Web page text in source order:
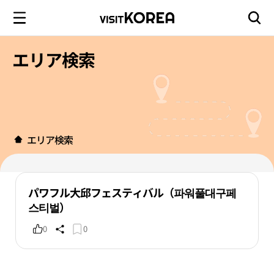
エリア検索
エリア検索
パワフル大邱フェスティバル（파워풀대구페
스티벌）
0 0